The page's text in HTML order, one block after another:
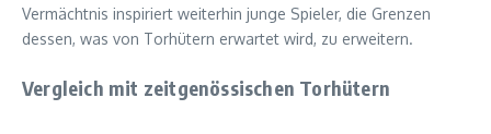
Vermächtnis inspiriert weiterhin junge Spieler, die Grenzen
dessen, was von Torhütern erwartet wird, zu erweitern.
Vergleich mit zeitgenössischen Torhütern